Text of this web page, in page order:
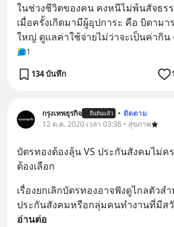
ในช่วงชีวิตของคน คงหนีไม่พ้นสัจธรร
เมื่อครั้งเกิดมามีผู้อุปการะ คือ บิดามา
ใหญ่ ดูแลค่าใช้จ่ายไม่ว่าจะเป็นค่ากิน
1
134 บันทึก
กรุงเทพธุรกิจ ยืนยันแล้ว • ติดตาม
12 ต.ค. 2020 เวลา 03:36 • สุขภาพ
บัตรทองต้องลุ้น VS ประกันสังคมไม่ค
ต้องเลือก
เรื่องยกเลิกบัตรทองอาจฟังดูไกลตัว
ประกันสังคมหรือกลุ่มคนทำงานที่มีส
อ่านต่อ